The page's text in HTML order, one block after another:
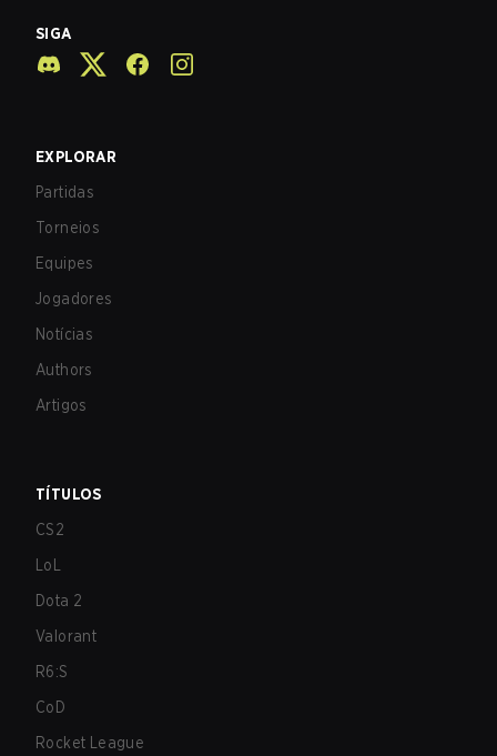
SIGA
EXPLORAR
Partidas
Torneios
Equipes
Jogadores
Notícias
Authors
Artigos
TÍTULOS
CS2
LoL
Dota 2
Valorant
R6:S
CoD
Rocket League